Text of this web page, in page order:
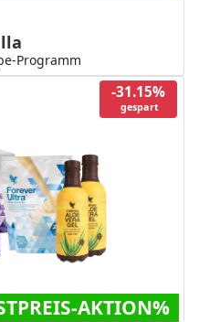
Programm
-31.15%
gespart
AKTION%